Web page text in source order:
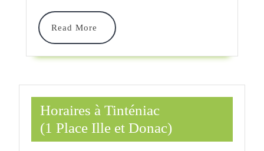
Read More
Read
More
Horaires à Tinténiac
(1 Place Ille et Donac)